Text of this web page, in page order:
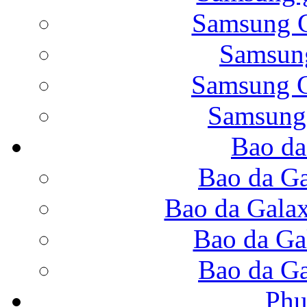
Bao da Galaxy
Nắp lưng Samsung
Bao da Samsung
Samsung
Samsung
Bao
Bao da
Bao da
Bao da
Bao da